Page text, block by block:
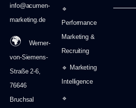
info@acumen-
marketing.de
🌍 Werner-
von-Siemens-
Straße 2-6,
76646
Bruchsal
🔹
Performance
Marketing &
Recruiting
🔹 Marketing
Intelligence
🔹